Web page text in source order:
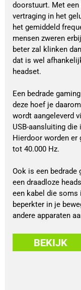
doorstuurt. Met een
vertraging in het
het gemiddeld
mensen zweren
beter zal klinken
dat is wel
headset.
Een bedrade
deze hoef je
wordt aangeleverd
USB-aansluiting
Hierdoor worden er
tot 40.000 Hz.
Ook is een bedrade
een draadloze
een kabel die soms
beperkter in je
andere apparaten
BEKIJK